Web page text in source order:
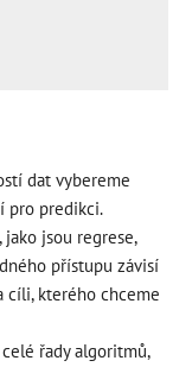
dat vybereme
pro predikci.
jsou regrese,
přístupu závisí
cíli, kterého chceme
řady algoritmů,